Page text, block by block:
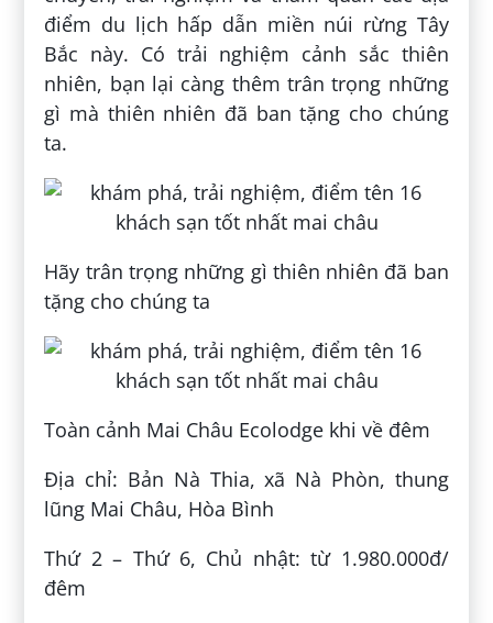
điểm du lịch hấp dẫn miền núi rừng Tây
Bắc này. Có trải nghiệm cảnh sắc thiên
nhiên, bạn lại càng thêm trân trọng những
gì mà thiên nhiên đã ban tặng cho chúng
ta.
Hãy trân trọng những gì thiên nhiên đã ban
tặng cho chúng ta
Toàn cảnh Mai Châu Ecolodge khi về đêm
Địa chỉ: Bản Nà Thia, xã Nà Phòn, thung
lũng Mai Châu, Hòa Bình
Thứ 2 – Thứ 6, Chủ nhật: từ 1.980.000đ/
đêm